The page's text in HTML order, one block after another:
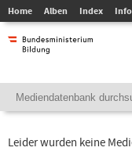
Home Alben Index Info
Leider wurden keine